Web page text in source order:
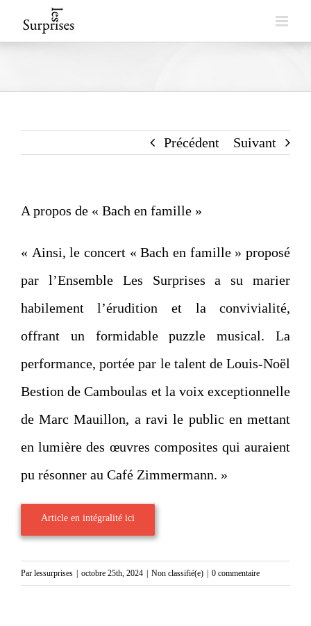
to
Précédent Suivant
A propos de « Bach en famille »
« Ainsi, le concert « Bach en famille » proposé
par l’Ensemble Les Surprises a su marier
habilement l’érudition et la convivialité,
offrant un formidable puzzle musical. La
performance, portée par le talent de Louis-Noël
Bestion de Camboulas et la voix exceptionnelle
de Marc Mauillon, a ravi le public en mettant
en lumière des œuvres composites qui auraient
pu résonner au Café Zimmermann. »
Article en intégralité ici
Par lessurprises octobre 25th, 2024 Non classifié(e) 0 commentaire